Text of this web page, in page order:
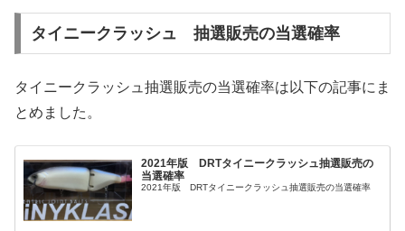
タイニークラッシュ 抽選販売の当選確率
タイニークラッシュ抽選販売の当選確率は以下の記事にま
とめました。
2021年版 DRTタイニークラッシュ抽選販売の
当選確率
2021年版 DRTタイニークラッシュ抽選販売の当選確率